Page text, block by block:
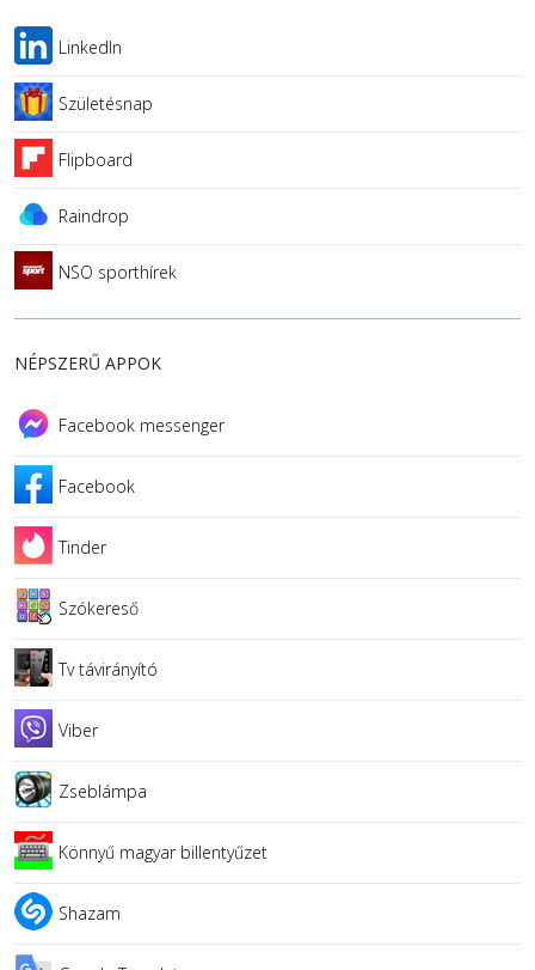
LinkedIn
Születésnap
Flipboard
Raindrop
NSO sporthírek
NÉPSZERŰ APPOK
Facebook messenger
Facebook
Tinder
Szókereső
Tv távirányító
Viber
Zseblámpa
Könnyű magyar billentyűzet
Shazam